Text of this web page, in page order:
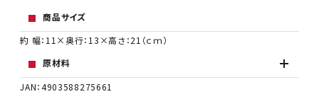
商品サイズ
約 幅：11×奥行：13×高さ：21（ｃｍ）
原材料
JAN：4903588275661